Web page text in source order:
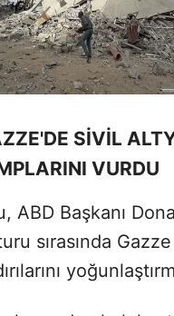
SİVİL
VURDU
ABD Başkanı
sırasında